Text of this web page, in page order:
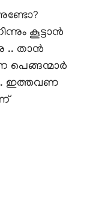
കൂട്ടാൻ
.. താൻ
പെങ്ങന്മാർ
.. ഇത്തവണ